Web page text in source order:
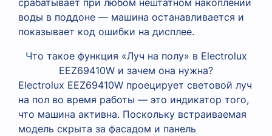
срабатывает при любом нештатном накоплении
воды в поддоне — машина останавливается и
показывает код ошибки на дисплее.
Что такое функция «Луч на полу» в Electrolux
EEZ69410W и зачем она нужна?
Electrolux EEZ69410W проецирует световой луч
на пол во время работы — это индикатор того,
что машина активна. Поскольку встраиваемая
модель скрыта за фасадом и панель